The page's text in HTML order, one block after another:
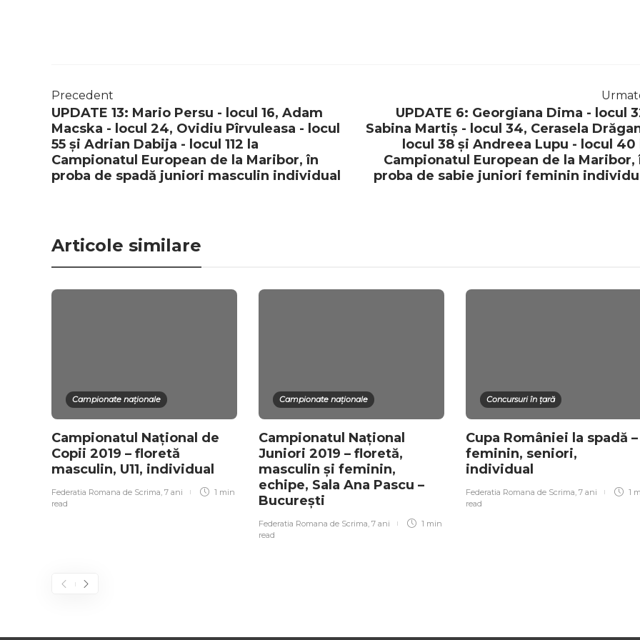
Precedent
UPDATE 13: Mario Persu - locul 16, Adam
Macska - locul 24, Ovidiu Pîrvuleasa - locul
55 și Adrian Dabija - locul 112 la
Campionatul European de la Maribor, în
proba de spadă juniori masculin individual
UPDATE 6: Georgiana Dima - locul
Sabina Martiș - locul 34, Cerasela
locul 38 și Andreea Lupu - locul 40
Campionatul European de la Maribor,
proba de sabie juniori feminin
Articole similare
Campionate naționale
Campionatul Național de
Copii 2019 – floretă
masculin, U11, individual
Federatia Romana de Scrima, 7 ani
1 min
read
Campionate naționale
Campionatul Național
Juniori 2019 – floretă,
masculin și feminin,
echipe, Sala Ana Pascu –
București
Federatia Romana de Scrima, 7 ani
1 min
read
Concursuri în țară
Cupa României la spadă –
feminin, seniori,
individual
Federatia Romana de Scrima, 7 ani
1
read